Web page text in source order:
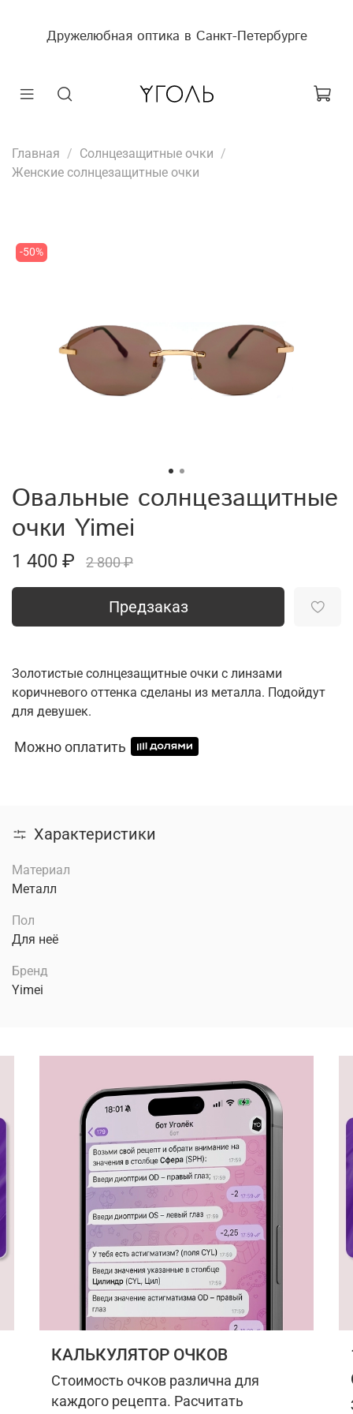
Дружелюбная оптика в Санкт-Петербурге
Главная
Солнцезащитные очки
Женские солнцезащитные очки
-50%
Овальные солнцезащитные
очки Yimei
1 400 ₽ 2 800 ₽
Предзаказ
Золотистые солнцезащитные очки с линзами
коричневого оттенка сделаны из металла. Подойдут
для девушек.
Можно оплатить
Характеристики
Материал
Металл
Пол
Для неё
Бренд
Yimei
КАЛЬКУЛЯТОР ОЧКОВ
Стоимость очков различна для
каждого рецепта. Расчитать